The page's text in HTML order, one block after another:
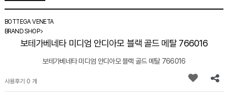
BOTTEGA VENETA
BRAND SHOP
보테가베네타 미디엄 안디아모 블랙 골드 메탈 766016
보테가베네타 미디엄 안디아모 블랙 골드 메탈 766016
사용후기 0 개